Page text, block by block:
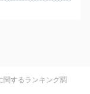
するランキング調